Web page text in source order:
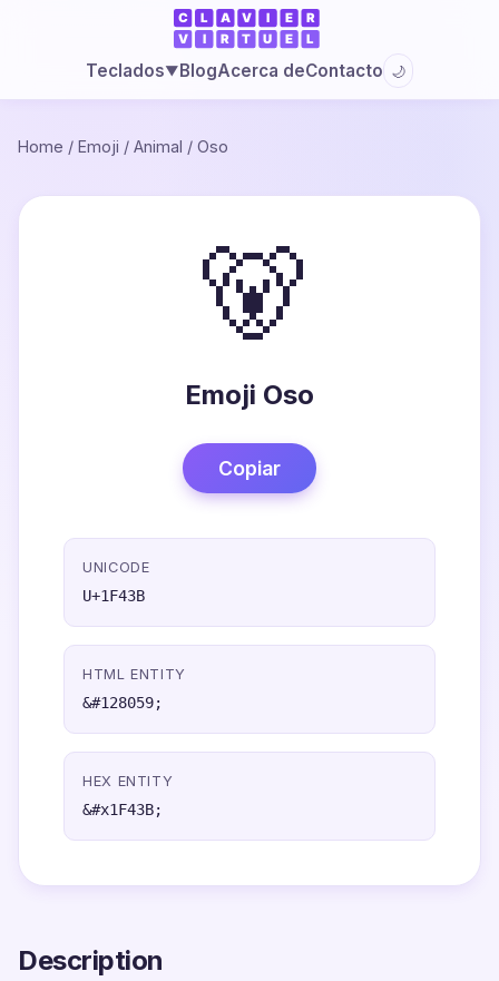
Teclados▼BlogAcerca deContacto 🌙
Home / Emoji / Animal / Oso
🐻
Emoji Oso
Copiar
UNICODE
U+1F43B
HTML ENTITY
&#128059;
HEX ENTITY
&#x1F43B;
Description